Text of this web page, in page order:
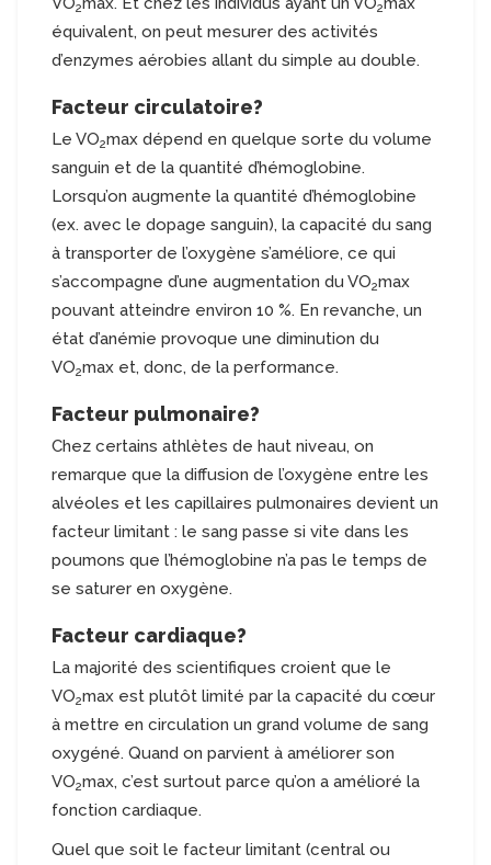
2 2
équivalent, on peut mesurer des activités
d’enzymes aérobies allant du simple au double.
Facteur circulatoire?
Le VO2max dépend en quelque sorte du volume
sanguin et de la quantité d’hémoglobine.
Lorsqu’on augmente la quantité d’hémoglobine
(ex. avec le dopage sanguin), la capacité du sang
à transporter de l’oxygène s’améliore, ce qui
s’accompagne d’une augmentation du VO2max
pouvant atteindre environ 10 %. En revanche, un
état d’anémie provoque une diminution du
VO2max et, donc, de la performance.
Facteur pulmonaire?
Chez certains athlètes de haut niveau, on
remarque que la diffusion de l’oxygène entre les
alvéoles et les capillaires pulmonaires devient un
facteur limitant : le sang passe si vite dans les
poumons que l’hémoglobine n’a pas le temps de
se saturer en oxygène.
Facteur cardiaque?
La majorité des scientifiques croient que le
VO2max est plutôt limité par la capacité du cœur
à mettre en circulation un grand volume de sang
oxygéné. Quand on parvient à améliorer son
VO2max, c’est surtout parce qu’on a amélioré la
fonction cardiaque.
Quel que soit le facteur limitant (central ou